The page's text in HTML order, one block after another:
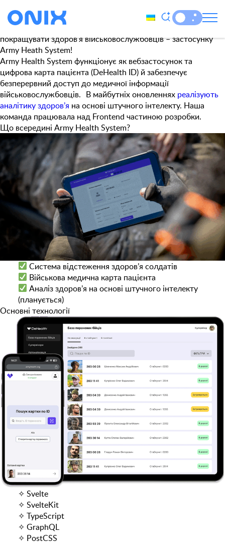
Onix Team долучилася до розробки цифрової військово-
медичної системи, яка допомагає рятувати життя та
покращувати здоров’я військовослужбовців – застосунку
Army Heath System!
Army Health System функціонує як вебзастосунок та
цифрова карта пацієнта (DeHealth ID) й забезпечує
безперервний доступ до медичної інформації
військовослужбовців. В майбутніх оновленнях реалізують
аналітику здоров’я на основі штучного інтелекту. Наша
команда працювала над Frontend частиною розробки.
Що всередині Army Health System?
Система відстеження здоров’я солдатів
Військова медична карта пацієнта
Аналіз здоров’я на основі штучного інтелекту
(планується)
Основні технології
✧ Svelte
✧ SvelteKit
✧ TypeScript
✧ GraphQL
✧ PostCSS